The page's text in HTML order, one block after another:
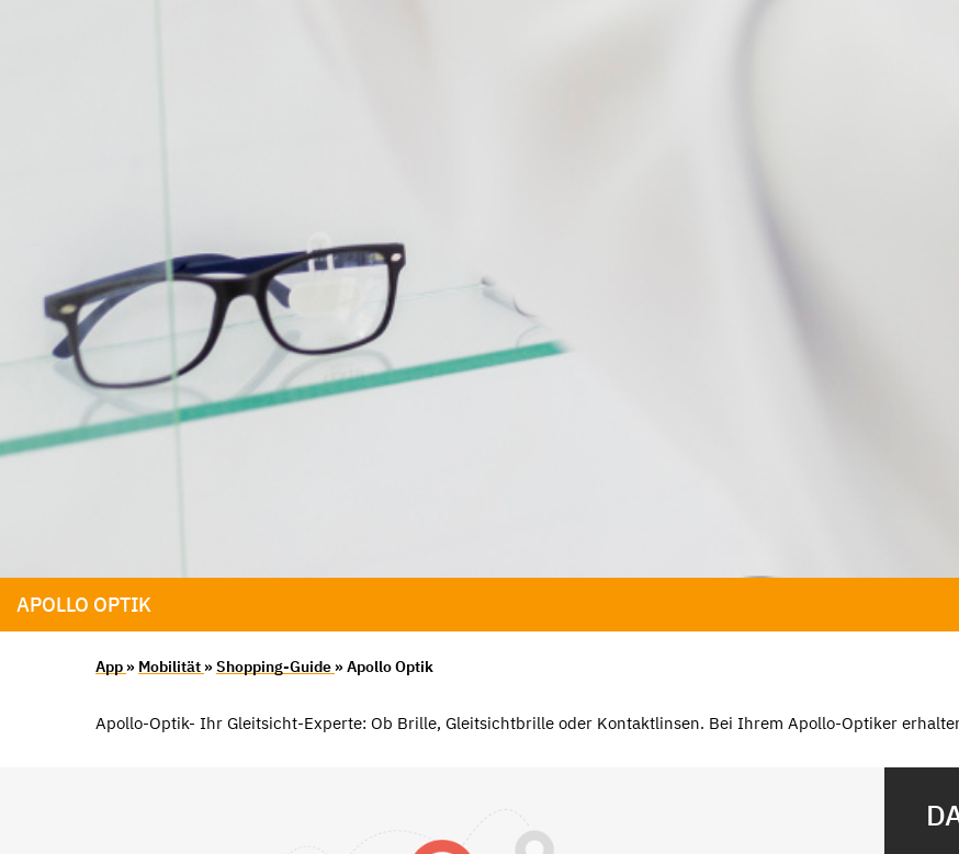
APOLLO OPTIK
App » Mobilität »Shopping-Guide » Apollo Optik
Apollo-Optik- Ihr Gleitsicht-Experte: Ob Brille, Gleitsichtbrille oder Kontaktlinsen. Bei Ihrem Apollo-Optiker